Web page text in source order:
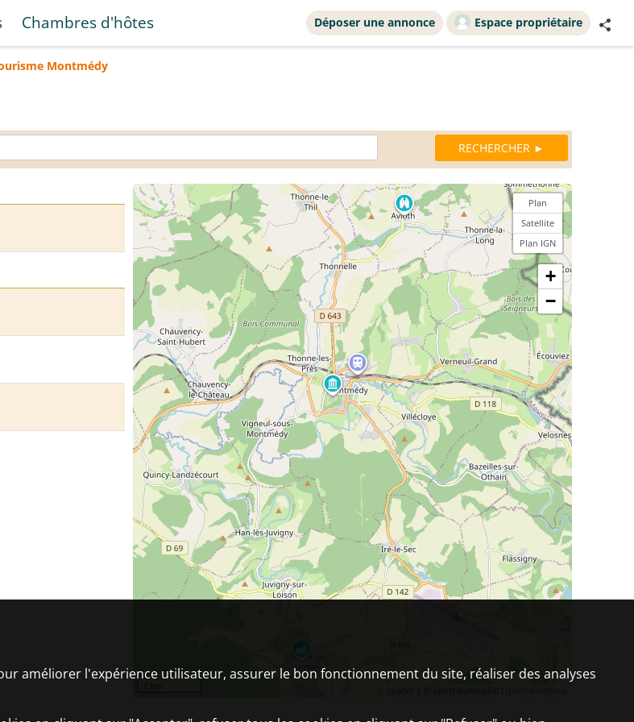
Chambres d'hôtes Déposer une annonce Espace propriétaire
Montmédy
Plan
Satellite
Plan IGN
+
−
Leaflet OpenStreetMap
améliorer l'expérience utilisateur, assurer le bon fonctionnement du site, réaliser des analyses